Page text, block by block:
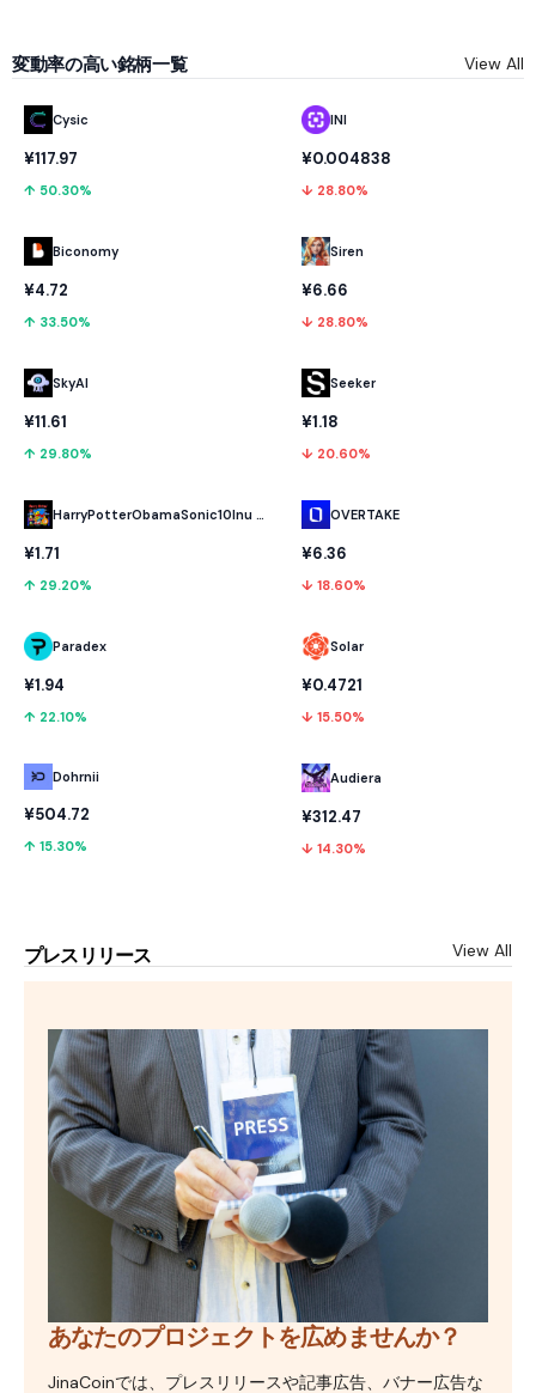
変動率の高い銘柄一覧 View All
Cysic
¥117.97
↑ 50.30%
Biconomy
¥4.72
↑ 33.50%
SkyAI
¥11.61
↑ 29.80%
HarryPotterObamaSonic10Inu (ETH)
¥1.71
↑ 29.20%
Paradex
¥1.94
↑ 22.10%
Dohrnii
¥504.72
↑ 15.30%
INI
¥0.004838
↓ 28.80%
Siren
¥6.66
↓ 28.80%
Seeker
¥1.18
↓ 20.60%
OVERTAKE
¥6.36
↓ 18.60%
Solar
¥0.4721
↓ 15.50%
Audiera
¥312.47
↓ 14.30%
プレスリリース View All
あなたのプロジェクトを広めませんか？
JinaCoinでは、プレスリリースや記事広告、バナー広告な